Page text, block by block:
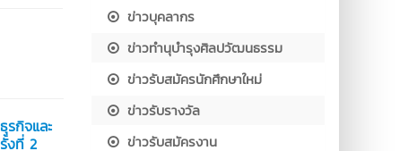
รกิจและ
งที่ 2
ข่าวบุคลากร
ข่าวทำนุบำรุงศิลปวัฒนธรรม
ข่าวรับสมัครนักศึกษาใหม่
ข่าวรับรางวัล
ข่าวรับสมัครงาน